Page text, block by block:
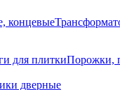
концевые
для плиткиПорожки,
дверные